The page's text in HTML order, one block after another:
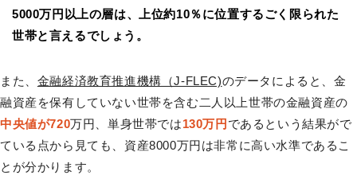
5000万円以上の層は、上位約10％に位置するごく限られた
世帯と言えるでしょう。
また、 金融経済教育推進機構（J-FLEC)のデータによると、金
融資産を保有していない世帯を含む二人以上世帯の金融資産の
中央値が720万円、単身世帯では130万円 であるという結果がで
ている点から見ても、資産8000万円は非常に高い水準であるこ
とが分かります。